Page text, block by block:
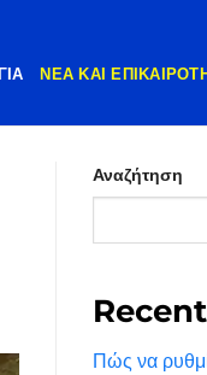
ΝΈΑ ΚΑΙ
Αναζήτηση
Πώς να